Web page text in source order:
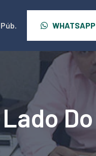
WHATSAPP
Do